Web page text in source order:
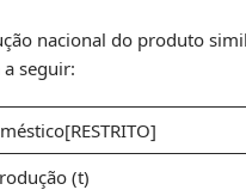
nacional do produto
seguir:
(t)